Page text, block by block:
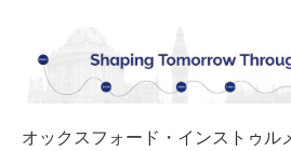
オックスフォード・インストゥル